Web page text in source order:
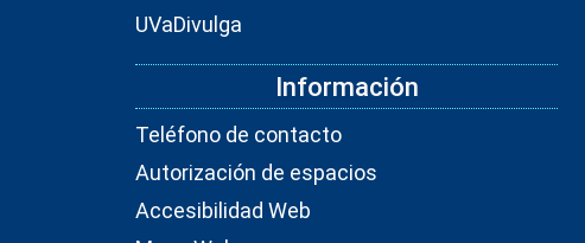
UVaDivulga
Información
Teléfono de contacto
Autorización de espacios
Accesibilidad Web